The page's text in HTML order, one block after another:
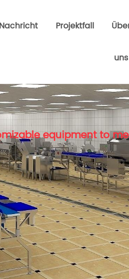
Nachricht Projektfall
uns
equipment to